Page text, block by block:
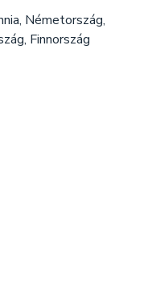
Németország,
Finnország